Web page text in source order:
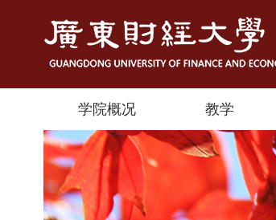
学院概况 教学